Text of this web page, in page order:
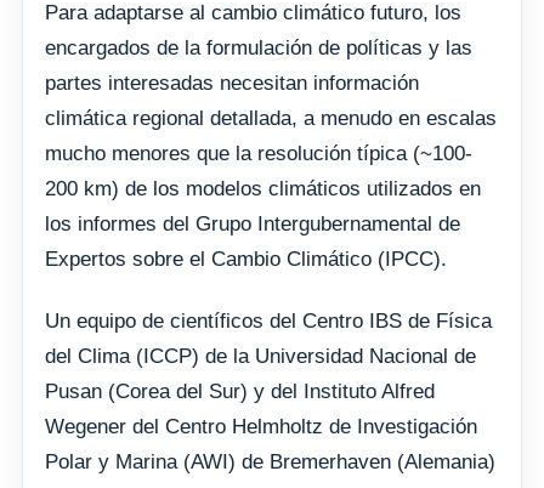
Para adaptarse al cambio climático futuro, los
encargados de la formulación de políticas y las
partes interesadas necesitan información
climática regional detallada, a menudo en escalas
mucho menores que la resolución típica (~100-
200 km) de los modelos climáticos utilizados en
los informes del Grupo Intergubernamental de
Expertos sobre el Cambio Climático (IPCC).
Un equipo de científicos del Centro IBS de Física
del Clima (ICCP) de la Universidad Nacional de
Pusan (Corea del Sur) y del Instituto Alfred
Wegener del Centro Helmholtz de Investigación
Polar y Marina (AWI) de Bremerhaven (Alemania)